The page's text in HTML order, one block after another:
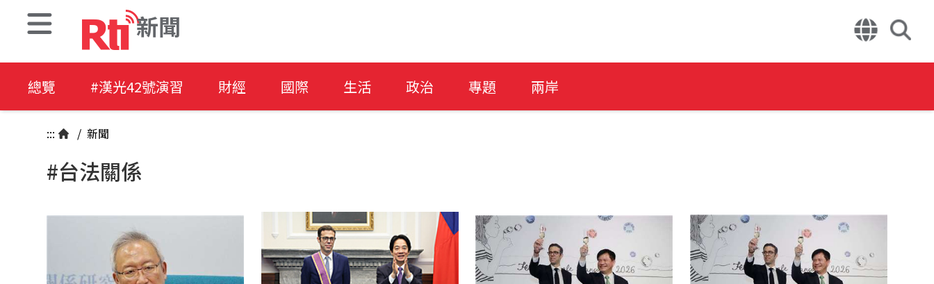
新聞
總覽 #漢光42號演習 財經 國際 生活 政治 專題 兩岸
::: / 新聞
#台法關係